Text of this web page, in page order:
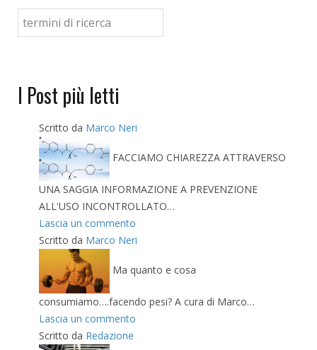
I Post più letti
Scritto da Marco Neri
FACCIAMO CHIAREZZA ATTRAVERSO
UNA SAGGIA INFORMAZIONE A PREVENZIONE
ALL'USO INCONTROLLATO…
Lascia un commento
Scritto da Marco Neri
Ma quanto e cosa
consumiamo….facendo pesi? A cura di Marco…
Lascia un commento
Scritto da Redazione